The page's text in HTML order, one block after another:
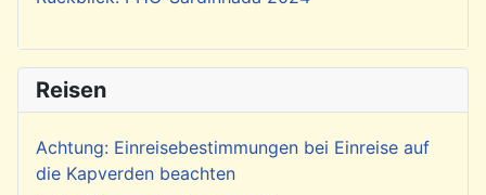
Reisen
Achtung: Einreisebestimmungen bei Einreise auf
die Kapverden beachten